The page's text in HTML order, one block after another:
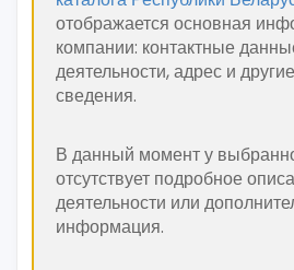
отображается основная
компании: контактные
деятельности, адрес и
сведения.
В данный момент у
отсутствует подробное
деятельности или
информация.